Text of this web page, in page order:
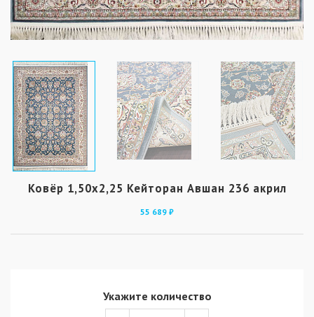
Ковёр 1,50х2,25 Кейторан Авшан 236 акрил
55 689 ₽
Укажите количество